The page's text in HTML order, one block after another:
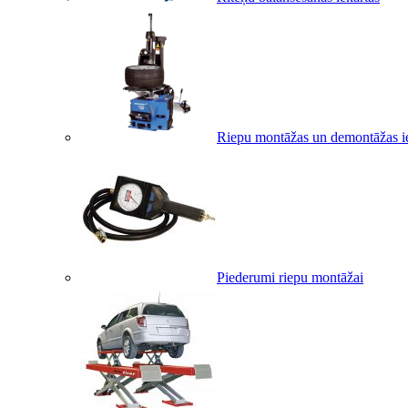
Riepu montāžas un demontāžas
Piederumi riepu montāžai